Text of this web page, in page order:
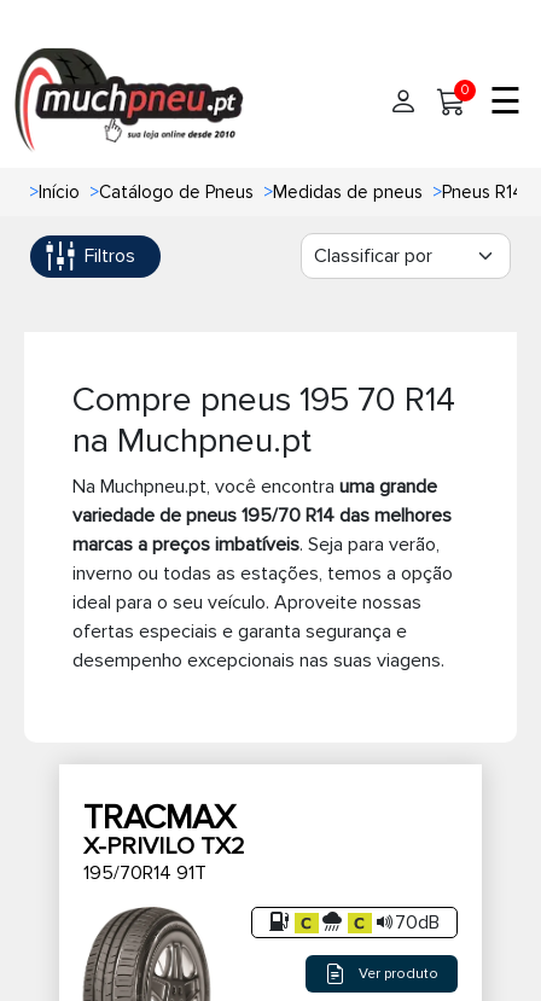
Início
Pneus
Pneus 4x4
Pneus de moto
Pneus de Van
Pneus de caminhão
Oficinas de Pneus
Contato
0 ☰
>Início >Catálogo de Pneus >Medidas de pneus >Pneus R14
Filtros
Compre pneus 195 70 R14
na Muchpneu.pt
Na Muchpneu.pt, você encontra uma grande
variedade de pneus 195/70 R14 das melhores
marcas a preços imbatíveis. Seja para verão,
inverno ou todas as estações, temos a opção
ideal para o seu veículo. Aproveite nossas
ofertas especiais e garanta segurança e
desempenho excepcionais nas suas viagens.
TRACMAX
X-PRIVILO TX2
195/70R14 91T
70dB
Ver produto